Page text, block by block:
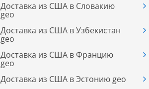
Доставка из США в Словакию
geo
Доставка из США в Узбекистан
geo
Доставка из США в Францию
geo
Доставка из США в Эстонию geo